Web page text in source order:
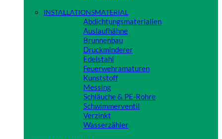
INSTALLATIONSMATERIAL
Abdichtungsmaterialien
Auslaufhähne
Brunnenbau
Druckminderer
Edelstahl
Feuerwehramaturen
Kunststoff
Messing
Schläuche & PE-Rohre
Schwimmerventil
Verzinkt
Wasserzähler